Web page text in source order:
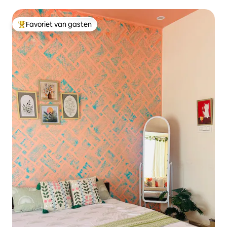
Topfavoriet van gasten
Favoriet van gasten